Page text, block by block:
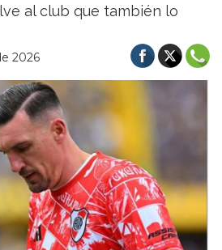
al club que también lo
2026